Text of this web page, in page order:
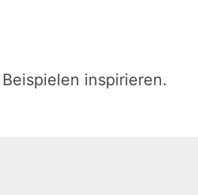
inspirieren.